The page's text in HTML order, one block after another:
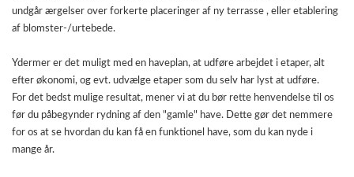
undgår ærgelser over forkerte placeringer af ny terrasse , eller etablering
af blomster-/urtebede.
Ydermer er det muligt med en haveplan, at udføre arbejdet i etaper, alt
efter økonomi, og evt. udvælge etaper som du selv har lyst at udføre.
For det bedst mulige resultat, mener vi at du bør rette henvendelse til os
før du påbegynder rydning af den "gamle" have. Dette gør det nemmere
for os at se hvordan du kan få en funktionel have, som du kan nyde i
mange år.